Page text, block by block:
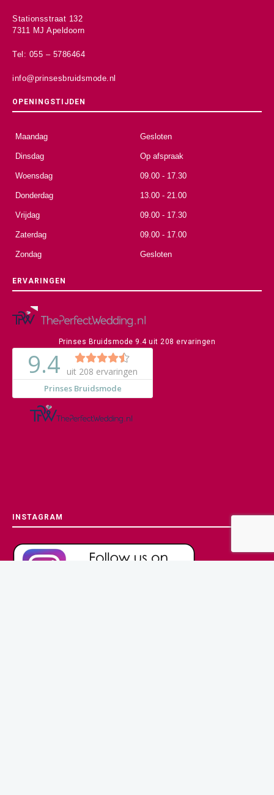
Stationsstraat 132
7311 MJ Apeldoorn
Tel: 055 – 5786464
info@prinsesbruidsmode.nl
OPENINGSTIJDEN
Maandag Gesloten
Dinsdag Op afspraak
Woensdag 09.00 - 17.30
Donderdag 13.00 - 21.00
Vrijdag 09.00 - 17.30
Zaterdag 09.00 - 17.00
Zondag Gesloten
ERVARINGEN
Prinses Bruidsmode 9.4uit208 ervaringen
INSTAGRAM